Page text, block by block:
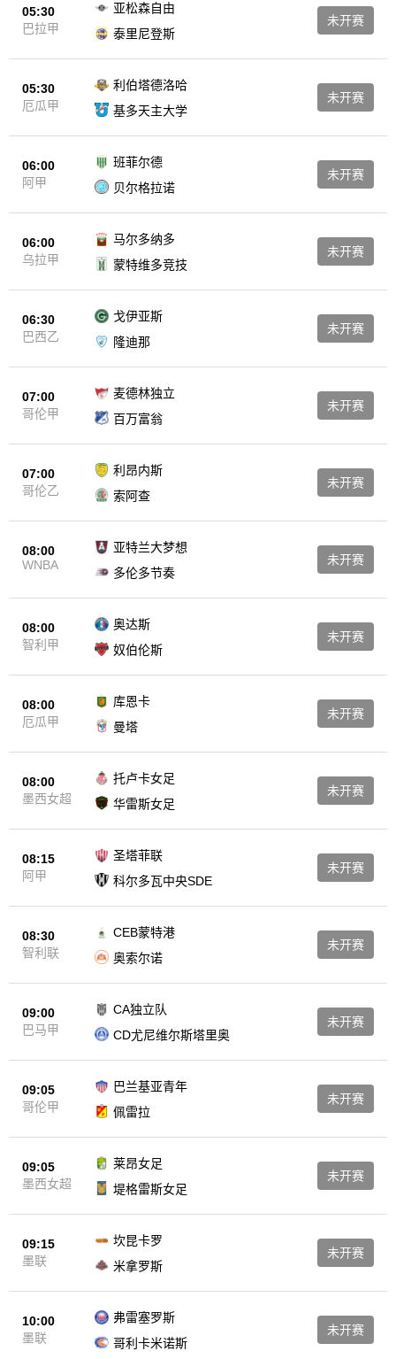
05:30
巴拉甲
亚松森自由
泰里尼登斯
未开赛
05:30
厄瓜甲
利伯塔德洛哈
基多天主大学
未开赛
06:00
阿甲
班菲尔德
贝尔格拉诺
未开赛
06:00
乌拉甲
马尔多纳多
蒙特维多竞技
未开赛
06:30
巴西乙
戈伊亚斯
隆迪那
未开赛
07:00
哥伦甲
麦德林独立
百万富翁
未开赛
07:00
哥伦乙
利昂内斯
索阿查
未开赛
08:00
WNBA
亚特兰大梦想
多伦多节奏
未开赛
08:00
智利甲
奥达斯
奴伯伦斯
未开赛
08:00
厄瓜甲
库恩卡
曼塔
未开赛
08:00
墨西女超
托卢卡女足
华雷斯女足
未开赛
08:15
阿甲
圣塔菲联
科尔多瓦中央SDE
未开赛
08:30
智利联
CEB蒙特港
奥索尔诺
未开赛
09:00
巴马甲
CA独立队
CD尤尼维尔斯塔里奥
未开赛
09:05
哥伦甲
巴兰基亚青年
佩雷拉
未开赛
09:05
墨西女超
莱昂女足
堤格雷斯女足
未开赛
09:15
墨联
坎昆卡罗
米拿罗斯
未开赛
10:00
墨联
弗雷塞罗斯
哥利卡米诺斯
未开赛